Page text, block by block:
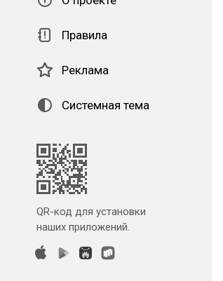
Правила
Реклама
Системная тема
QR-код для установки
наших приложений.